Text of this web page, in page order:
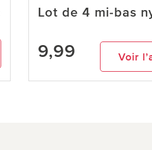
Lot de 4 mi-bas
9,99 Voir